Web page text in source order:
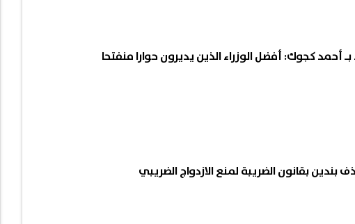
أحمد كجوك: أفضل الوزراء الذين يديرون حوارا منفتحا
بقانون الضريبة لمنع الازدواج الضريبي